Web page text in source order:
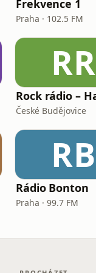
Frekvence 1
Praha · 102.5 FM
RR
České Budějovice
RB
Rádio Bonton
Praha · 99.7 FM